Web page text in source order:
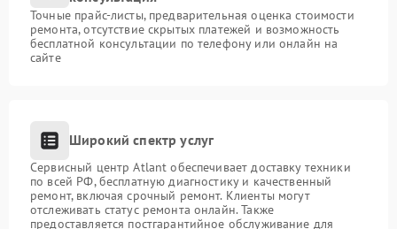
Точные прайс-листы, предварительная оценка стоимости
ремонта, отсутствие скрытых платежей и возможность
бесплатной консультации по телефону или онлайн на
сайте
Широкий спектр услуг
Сервисный центр Atlant обеспечивает доставку техники
по всей РФ, бесплатную диагностику и качественный
ремонт, включая срочный ремонт. Клиенты могут
отслеживать статус ремонта онлайн. Также
предоставляется постгарантийное обслуживание для